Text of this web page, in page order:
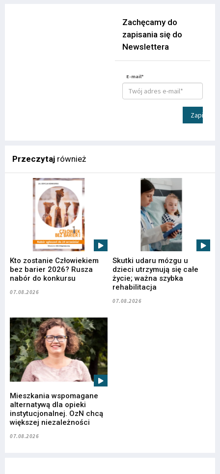
Zachęcamy do
zapisania się do
Newslettera
E-mail*
Zapisz
Przeczytaj również
Kto zostanie Człowiekiem
bez barier 2026? Rusza
nabór do konkursu
07.08.2026
Skutki udaru mózgu u
dzieci utrzymują się całe
życie; ważna szybka
rehabilitacja
07.08.2026
Mieszkania wspomagane
alternatywą dla opieki
instytucjonalnej. OzN chcą
większej niezależności
07.08.2026